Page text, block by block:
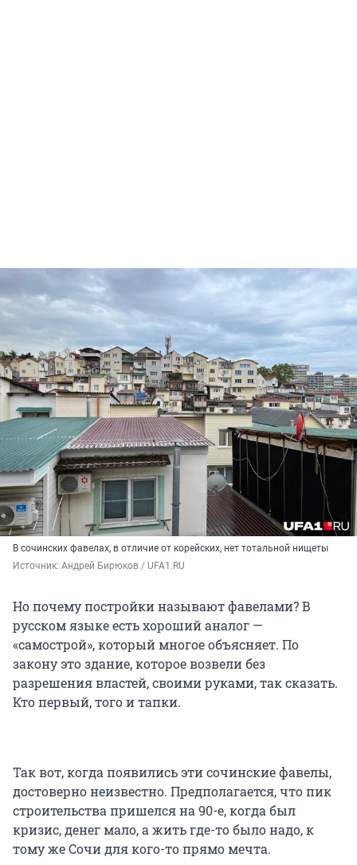
В сочинских фавелах, в отличие от корейских, нет тотальной нищеты
Источник: Андрей Бирюков / UFA1.RU
Но почему постройки называют фавелами? В
русском языке есть хороший аналог —
«самострой», который многое объясняет. По
закону это здание, которое возвели без
разрешения властей, своими руками, так сказать.
Кто первый, того и тапки.
Так вот, когда появились эти сочинские фавелы,
достоверно неизвестно. Предполагается, что пик
строительства пришелся на 90-е, когда был
кризис, денег мало, а жить где-то было надо, к
тому же Сочи для кого-то прямо мечта.